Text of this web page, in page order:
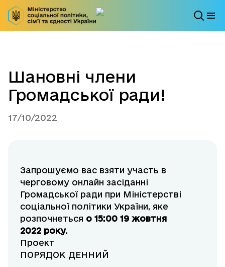
Шановні члени
Громадської ради!
17/10/2022
Запрошуємо вас взяти участь в
черговому онлайн засіданні
Громадської ради при Міністерстві
соціальної політики України, яке
розпочнеться о 15:00 19 жовтня
2022 року.
Проект
ПОРЯДОК ДЕННИЙ